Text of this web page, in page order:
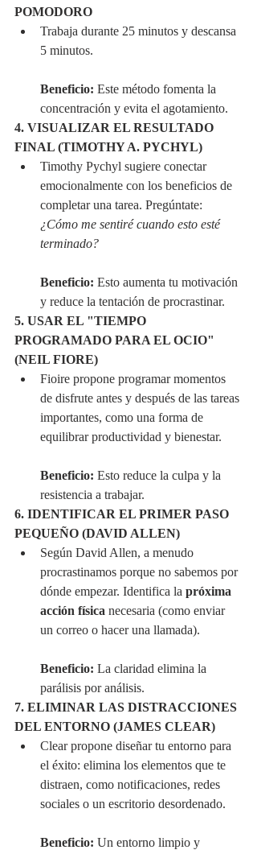
POMODORO
Trabaja durante 25 minutos y descansa
5 minutos.
Beneficio: Este método fomenta la
concentración y evita el agotamiento.
4. VISUALIZAR EL RESULTADO
FINAL (TIMOTHY A. PYCHYL)
Timothy Pychyl sugiere conectar
emocionalmente con los beneficios de
completar una tarea. Pregúntate:
¿Cómo me sentiré cuando esto esté
terminado?
Beneficio: Esto aumenta tu motivación
y reduce la tentación de procrastinar.
5. USAR EL "TIEMPO
PROGRAMADO PARA EL OCIO"
(NEIL FIORE)
Fioire propone programar momentos
de disfrute antes y después de las tareas
importantes, como una forma de
equilibrar productividad y bienestar.
Beneficio: Esto reduce la culpa y la
resistencia a trabajar.
6. IDENTIFICAR EL PRIMER PASO
PEQUEÑO (DAVID ALLEN)
Según David Allen, a menudo
procrastinamos porque no sabemos por
dónde empezar. Identifica la próxima
acción física necesaria (como enviar
un correo o hacer una llamada).
Beneficio: La claridad elimina la
parálisis por análisis.
7. ELIMINAR LAS DISTRACCIONES
DEL ENTORNO (JAMES CLEAR)
Clear propone diseñar tu entorno para
el éxito: elimina los elementos que te
distraen, como notificaciones, redes
sociales o un escritorio desordenado.
Beneficio: Un entorno limpio y